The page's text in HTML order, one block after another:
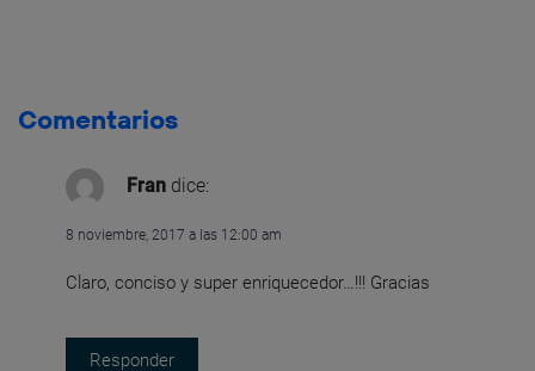
Comentarios
Fran dice:
8 noviembre, 2017 a las 12:00 am
Claro, conciso y super enriquecedor…!!! Gracias
Responder